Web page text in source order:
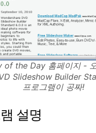
of the Day 홈페이지 -
Slideshow Builder
프로그램이 공짜!
설명